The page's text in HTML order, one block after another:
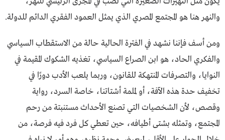
والنهر هنا هو المجتمع المصري الذي يمثل العمود الفقري الدائم للدولة.
ومن أسف فإننا نشهد في الفترة الحالية حالة من الاستقطاب السياسي
والفكري الحاد، هو ابن الصراع السياسي، تغذيه الشكوك المقيمة في
النوايا، والتصرفات المنتهكة للقانون، وربما يلعب الأدب دورًا في
تخفيف حدة هذه الآفة، أو لملمة أشتاتنا، خاصة السرد، رواية
وقصص، لأن الشخصيات التي تصنع الأحداث مستنبتة من رحم
المجتمع، وتمثله بشتى أطيافه، حين تعطي كل فرد فيه فرصة، من